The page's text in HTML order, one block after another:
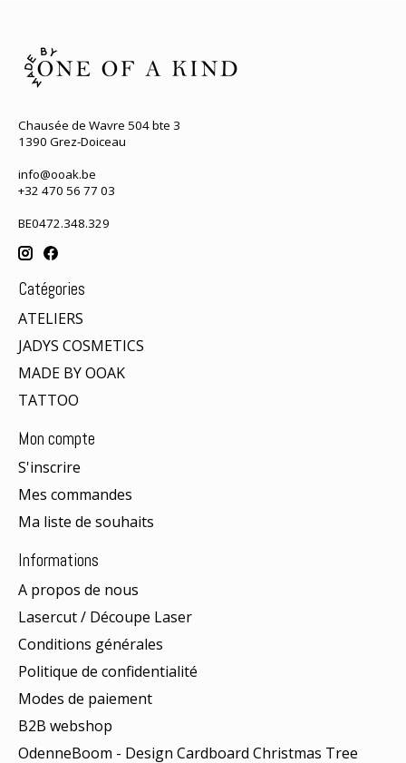
Chausée de Wavre 504 bte 3
1390 Grez-Doiceau
info@ooak.be
+32 470 56 77 03
BE0472.348.329
Catégories
ATELIERS
JADYS COSMETICS
MADE BY OOAK
TATTOO
Mon compte
S'inscrire
Mes commandes
Ma liste de souhaits
Informations
A propos de nous
Lasercut / Découpe Laser
Conditions générales
Politique de confidentialité
Modes de paiement
B2B webshop
OdenneBoom - Design Cardboard Christmas Tree